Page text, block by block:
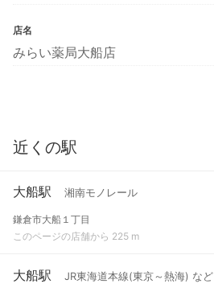
店名
みらい薬局大船店
近くの駅
大船駅 湘南モノレール
鎌倉市大船１丁目
このページの店舗から 225 m
大船駅 JR東海道本線(東京～熱海) など